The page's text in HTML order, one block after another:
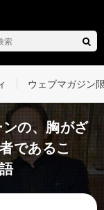
ウェブマガジン
の、胸がざ
であるこ